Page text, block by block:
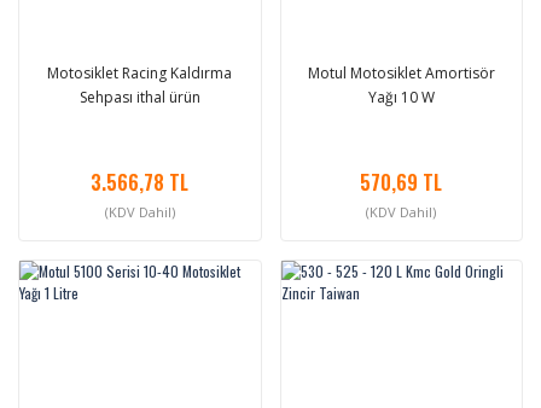
Motosiklet Racing Kaldırma
Sehpası ithal ürün
3.566,78 TL
(KDV Dahil)
Motul Motosiklet Amortisör
Yağı 10 W
570,69 TL
(KDV Dahil)